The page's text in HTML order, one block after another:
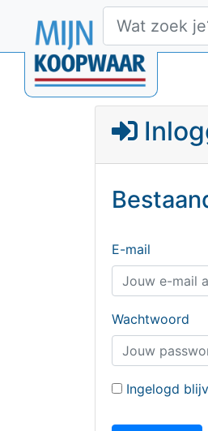
E-mail
Wachtwoord
Ingelogd